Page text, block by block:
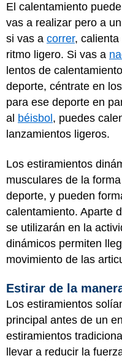
El calentamiento
vas a realizar pero a
si vas a correr, calienta
ritmo ligero. Si vas a
lentos de
deporte, céntrate en
para ese deporte en
al béisbol , puedes
lanzamientos ligeros.
Los estiramientos
musculares de la
deporte, y pueden
calentamiento. Aparte
se utilizarán en la
dinámicos permiten
movimiento de las
Estirar de la
Los estiramientos
principal antes de un
estiramientos
llevar a reducir la